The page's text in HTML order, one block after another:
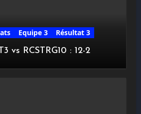
Equipe 3
Résultat 3
vs RCSTRG10 : 12-2